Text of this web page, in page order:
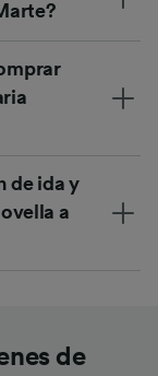
de ida y
a
de